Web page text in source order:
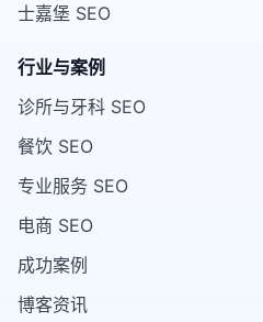
士嘉堡 SEO
行业与案例
诊所与牙科 SEO
餐饮 SEO
专业服务 SEO
电商 SEO
成功案例
博客资讯